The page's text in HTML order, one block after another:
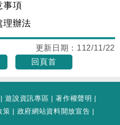
事項
理辦法
更新日期： 112/11/22
回頁首
|遊說資訊專區 |著作權聲明 |
策 | 政府網站資料開放宣告 |